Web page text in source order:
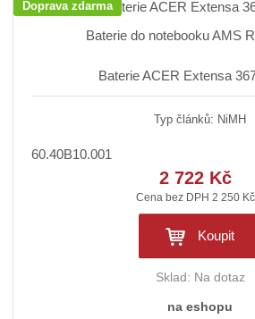
Baterie do notebooku AMS
Baterie ACER Extensa
Doprava zdarma
Typ článků: NiMH
60.40B10.001
2 722 Kč
Cena bez DPH 2 250 Kč
Koupit
Sklad: Na dotaz
na eshopu